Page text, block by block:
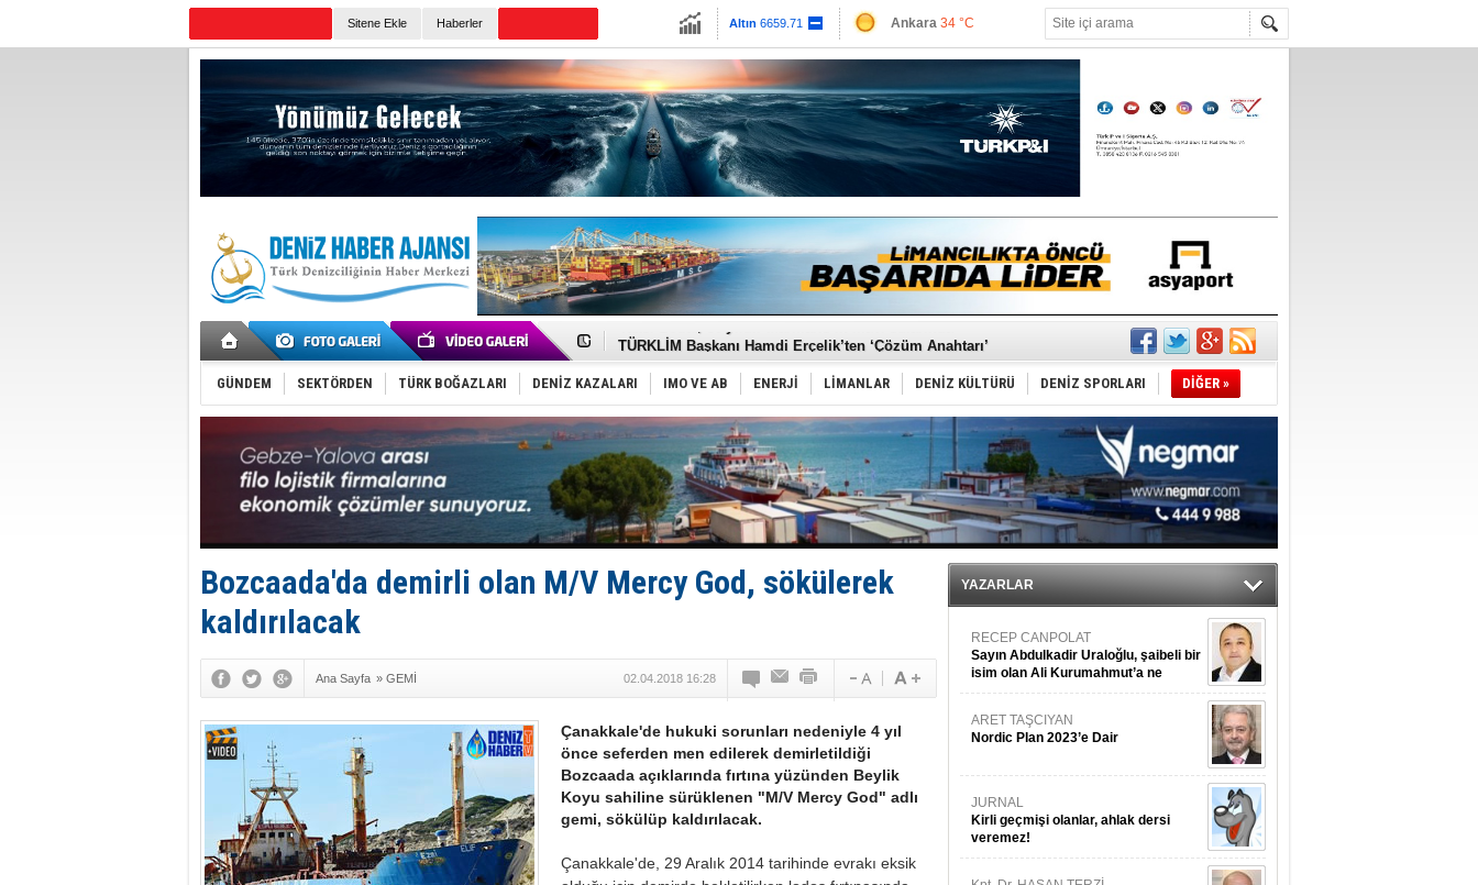
Sitene Ekle Haberler
Altın 6659.71
Euro55.1258
Ankara 34 °C
Antalya32 °C
Muğla 31 °C
Çanakkale 35 °C
Türkiye’den Karadeniz'deki gemicilik faaliyetlerine kısıtlama!
‘14. Olympos Regatta’ başlıyor
TÜRKLİM Başkanı Hamdi Erçelik’ten ‘Çözüm Anahtarı’
SOCAR da MSC Tiger’a katıldı!
Türkiye'nin ‘Denizcilik Gücü’!
Dünyanın en tehlikeli yosunu: Yüz binlerce canlıyı öldürmüş
Hürmüz’de bekleyen gemiler biyolojik bombaya dönüşüyor
Rusya'nın gizli filosu büyüyor!
Keşfedildi: En büyük Mercan Ormanı!
D-Marin, Avrupa'nın tekne fuarlarına çıkarma yapacak
Van’da inşa edilen teknelere yoğun talep var
ASEAN ilk P&I Sigorta Kulübünü kurmaya hazırlanıyor
TAYK - Eker Olympos Regatta'da ilk start!
GÜNDEM SEKTÖRDEN TÜRK BOĞAZLARI DENİZ KAZALARI IMO VE AB ENERJİ LİMANLAR DENİZ KÜLTÜRÜ DENİZ SPORLARI DİĞER »
Bozcaada'da demirli olan M/V Mercy God, sökülerek
kaldırılacak
Ana Sayfa » GEMİ 02.04.2018 16:28
Çanakkale'de hukuki sorunları nedeniyle 4 yıl
önce seferden men edilerek demirletildiği
Bozcaada açıklarında fırtına yüzünden Beylik
Koyu sahiline sürüklenen "M/V Mercy God" adlı
gemi, sökülüp kaldırılacak.
Çanakkale'de, 29 Aralık 2014 tarihinde evrakı eksik
YAZARLAR
RECEP CANPOLAT
Sayın Abdulkadir Uraloğlu, şaibeli bir
isim olan Ali Kurumahmut’a ne
danışıyorsunuz?
ARET TAŞCIYAN
Nordic Plan 2023’e Dair
JURNAL
Kirli geçmişi olanlar, ahlak dersi
veremez!